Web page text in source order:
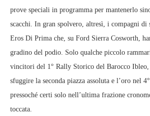
prove speciali in programma per mantenerlo
scacchi. In gran spolvero, altresì, i compagni di
Eros Di Prima che, su Ford Sierra Cosworth,
gradino del podio. Solo qualche piccolo
vincitori del 1° Rally Storico del Barocco Ibleo,
sfuggire la seconda piazza assoluta e l’oro nel
pressoché certi solo nell’ultima frazione
toccata.